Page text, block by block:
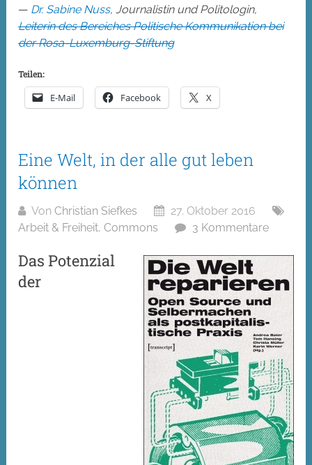
— Dr. Sabine Nuss, Journalistin und Politologin,
Leiterin des Bereiches Politische Kommunikation bei
der Rosa-Luxemburg-Stiftung
Teilen:
E-Mail Facebook X
Eine Welt, in der alle gut leben
können
VonChristian Siefkes
27. Oktober 2016
Arbeit & Freiheit,Commons 3 Kommentare
Das Potenzial
der